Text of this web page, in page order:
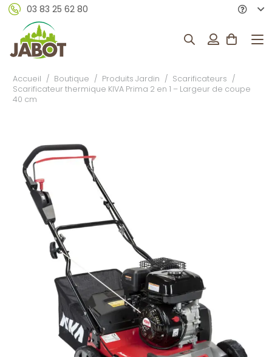
03 83 25 62 80
Accueil / Boutique / Produits Jardin / Scarificateurs /
Scarificateur thermique KIVA Prima 2 en 1 – Largeur de coupe
40 cm